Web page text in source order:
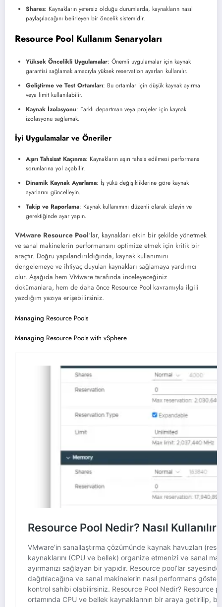
Shares: Kaynakların yetersiz olduğu durumlarda, kaynakların nasıl
paylaşılacağını belirleyen bir öncelik sistemidir.
Resource Pool Kullanım Senaryoları
Yüksek Öncelikli Uygulamalar: Önemli uygulamalar için kaynak
garantisi sağlamak amacıyla yüksek reservation ayarları kullanılır.
Geliştirme ve Test Ortamları: Bu ortamlar için düşük kaynak ayırma
veya limit kullanılabilir.
Kaynak İzolasyonu: Farklı departman veya projeler için kaynak
izolasyonu sağlamak.
İyi Uygulamalar ve Öneriler
Aşırı Tahsisat Kaçınma: Kaynakların aşırı tahsis edilmesi performans
sorunlarına yol açabilir.
Dinamik Kaynak Ayarlama: İş yükü değişikliklerine göre kaynak
ayarlarını güncelleyin.
Takip ve Raporlama: Kaynak kullanımını düzenli olarak izleyin ve
gerektiğinde ayar yapın.
VMware Resource Pool‘lar, kaynakları etkin bir şekilde yönetmek
ve sanal makinelerin performansını optimize etmek için kritik bir
araçtır. Doğru yapılandırıldığında, kaynak kullanımını
dengelemeye ve ihtiyaç duyulan kaynakları sağlamaya yardımcı
olur. Aşağıda hem VMware tarafında inceleyeceğiniz
dokümanlara, hem de daha önce Resource Pool kavramıyla ilgili
yazdığım yazıya erişebilirsiniz.
Managing Resource Pools
Managing Resource Pools with vSphere